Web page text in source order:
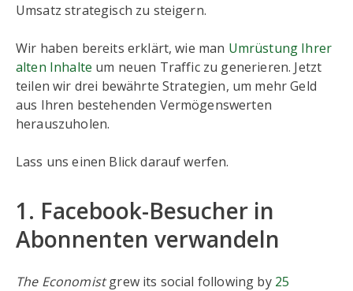
Umsatz strategisch zu steigern.
Wir haben bereits erklärt, wie man Umrüstung Ihrer
alten Inhalte um neuen Traffic zu generieren. Jetzt
teilen wir drei bewährte Strategien, um mehr Geld
aus Ihren bestehenden Vermögenswerten
herauszuholen.
Lass uns einen Blick darauf werfen.
1. Facebook-Besucher in
Abonnenten verwandeln
The Economistgrew its social following by 25